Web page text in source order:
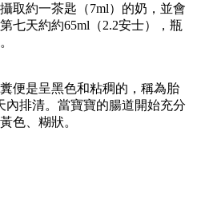
取約一茶匙（7ml）的奶，並會
七天約約65ml（2.2安士），瓶
便是呈黑色和粘稠的，稱為胎
內排清。當寶寶的腸道開始充分
色、糊狀。